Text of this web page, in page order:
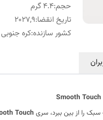
حجم:4.4 گرم
تاریخ انقضا:
2027,9
کشور سازنده:کره جنوبی
را از بین ببرد، سری Touch